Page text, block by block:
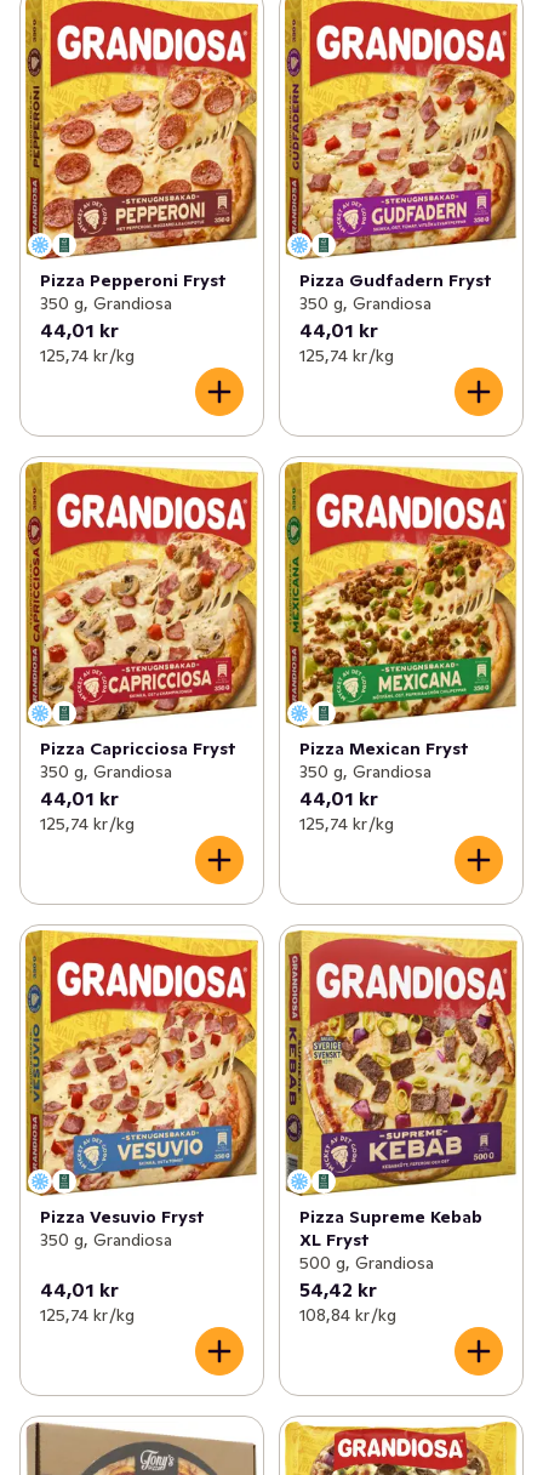
krispigt pizzabite!
Pizza Pepperoni Fryst
350 g, Grandiosa
44,01 kr
125,74 kr /kg
Pizza Gudfadern Fryst
350 g, Grandiosa
44,01 kr
125,74 kr /kg
Pizza Capricciosa Fryst
350 g, Grandiosa
44,01 kr
125,74 kr /kg
Pizza Mexican Fryst
350 g, Grandiosa
44,01 kr
125,74 kr /kg
Pizza Vesuvio Fryst
350 g, Grandiosa
44,01 kr
125,74 kr /kg
Pizza Supreme Kebab
XL Fryst
500 g, Grandiosa
54,42 kr
108,84 kr /kg